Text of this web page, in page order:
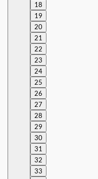
18
19
20
21
22
23
24
25
26
27
28
29
30
31
32
33